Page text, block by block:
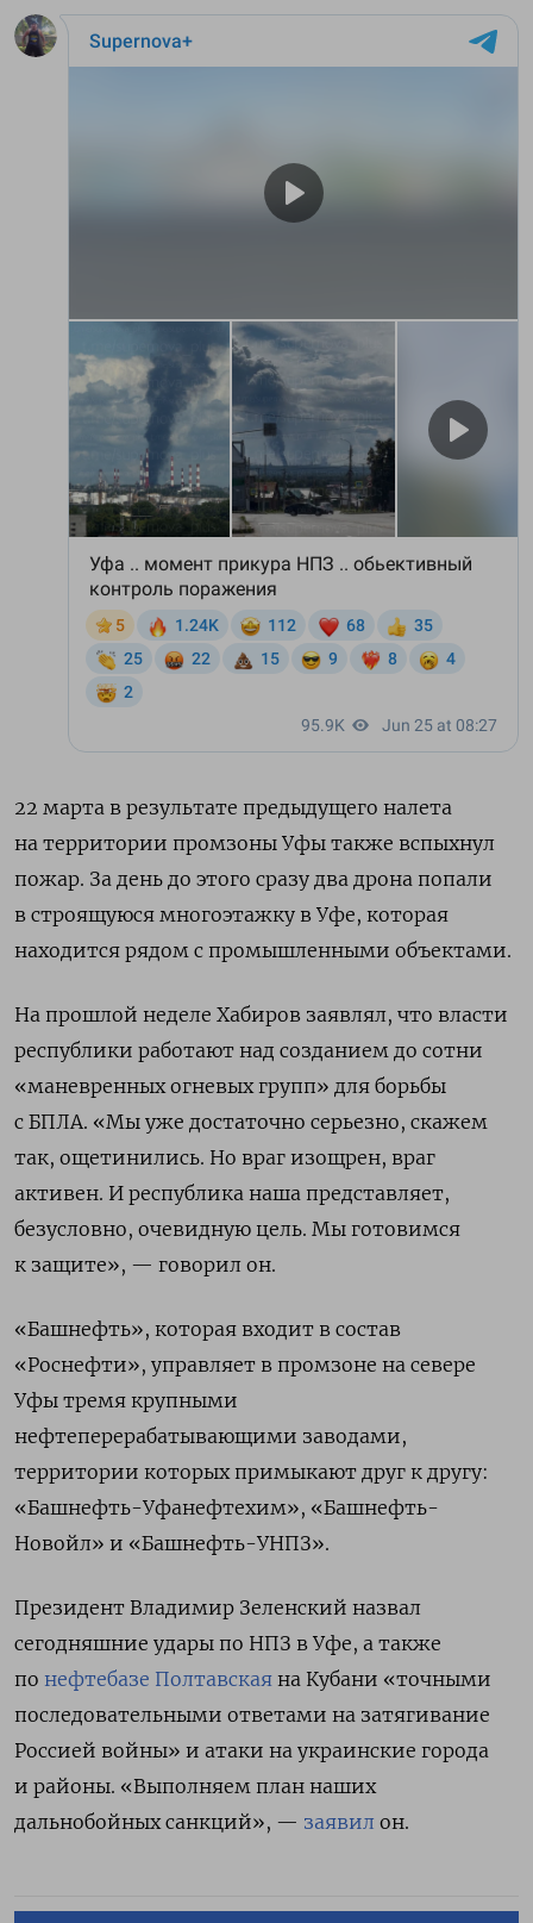
22 марта в результате предыдущего налета
на территории промзоны Уфы также вспыхнул
пожар. За день до этого сразу два дрона попали
в строящуюся многоэтажку в Уфе, которая
находится рядом с промышленными объектами.
На прошлой неделе Хабиров заявлял, что власти
республики работают над созданием до сотни
«маневренных огневых групп» для борьбы
с БПЛА. «Мы уже достаточно серьезно, скажем
так, ощетинились. Но враг изощрен, враг
активен. И республика наша представляет,
безусловно, очевидную цель. Мы готовимся
к защите», — говорил он.
«Башнефть», которая входит в состав
«Роснефти», управляет в промзоне на севере
Уфы тремя крупными
нефтеперерабатывающими заводами,
территории которых примыкают друг к другу:
«Башнефть-Уфанефтехим», «Башнефть-
Новойл» и «Башнефть-УНПЗ».
Президент Владимир Зеленский назвал
сегодняшние удары по НПЗ в Уфе, а также
по нефтебазе Полтавская на Кубани «точными
последовательными ответами на затягивание
Россией войны» и атаки на украинские города
и районы. «Выполняем план наших
дальнобойных санкций», — заявил он.